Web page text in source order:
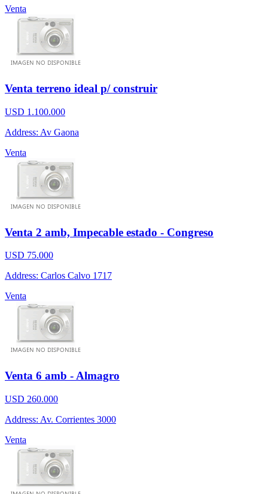
Venta
Venta terreno ideal p/ construir
USD 1.100.000
Address: Av Gaona
Venta
Venta 2 amb, Impecable estado - Congreso
USD 75.000
Address: Carlos Calvo 1717
Venta
Venta 6 amb - Almagro
USD 260.000
Address: Av. Corrientes 3000
Venta